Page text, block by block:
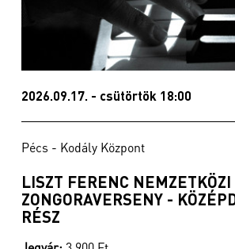
2026.09.17. - csütörtök 18:00
Pécs - Kodály Központ
LISZT FERENC NEMZETKÖZI
ZONGORAVERSENY -
RÉSZ